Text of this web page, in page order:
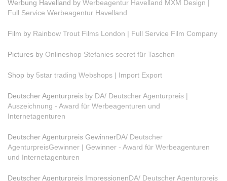
Werbung Havelland by Werbeagentur Havelland MXM Design |
Full Service Werbeagentur Havelland
Film by Rainbow Trout Films London | Full Service Film Company
Pictures by Onlineshop Stefanies secret für Taschen
Shop by 5star trading Webshops | Import Export
Deutscher Agenturpreis by DA/ Deutscher Agenturpreis |
Auszeichnung - Award für Werbeagenturen und
Internetagenturen
Deutscher Agenturpreis GewinnerDA/ Deutscher
AgenturpreisGewinner | Gewinner - Award für Werbeagenturen
und Internetagenturen
Deutscher Agenturpreis ImpressionenDA/ Deutscher Agenturpreis